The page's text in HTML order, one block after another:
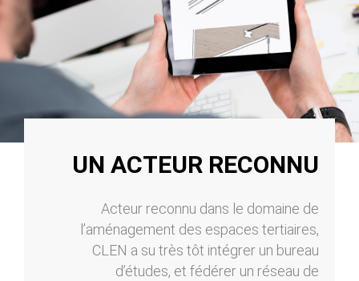
UN ACTEUR RECONNU
Acteur reconnu dans le domaine de
l’aménagement des espaces tertiaires,
CLEN a su très tôt intégrer un bureau
d’études, et fédérer un réseau de